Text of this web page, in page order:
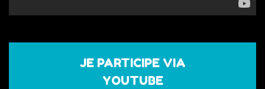
JE PARTICIPE VIA
YOUTUBE